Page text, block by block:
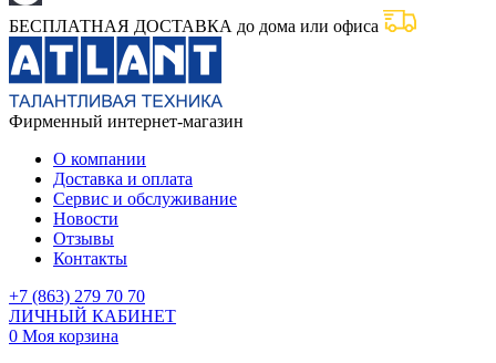
БЕСПЛАТНАЯ ДОСТАВКА до дома или офиса
Фирменный интернет-магазин
О компании
Доставка и оплата
Сервис и обслуживание
Новости
Отзывы
Контакты
+7 (863) 279 70 70
ЛИЧНЫЙ КАБИНЕТ
0 Моя корзина